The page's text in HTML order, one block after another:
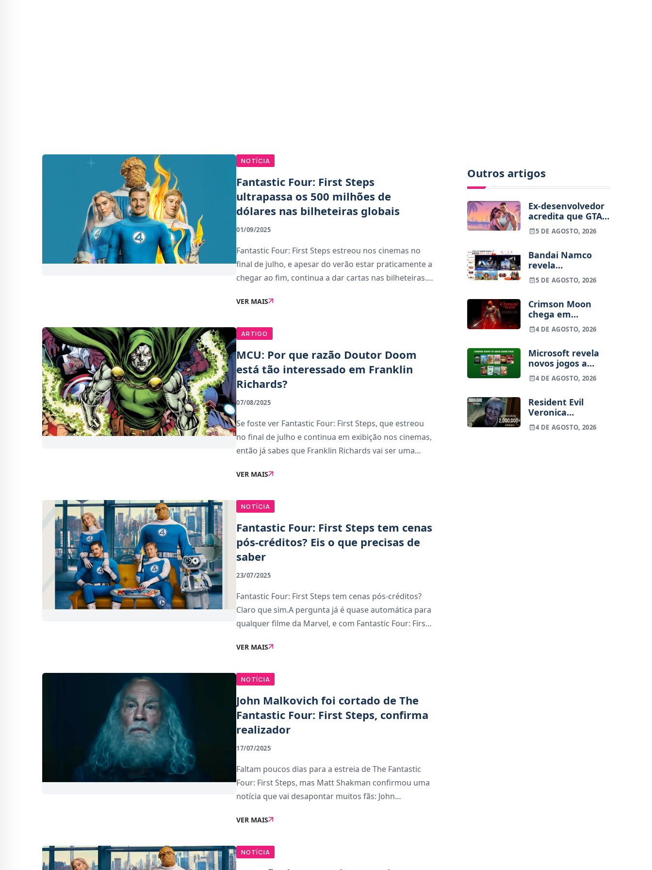
NOTÍCIA
Fantastic Four: First Steps
ultrapassa os 500 milhões de
dólares nas bilheteiras globais
01/09/2025
Fantastic Four: First Steps estreou nos cinemas no
final de julho, e apesar do verão estar praticamente a
chegar ao fim, continua a dar cartas nas bilheteiras.
505,1 milhões de dólares a nível glo
VER MAIS
ARTIGO
MCU: Por que razão Doutor Doom
está tão interessado em Franklin
Richards?
07/08/2025
Se foste ver Fantastic Four: First Steps, que estreou
no final de julho e continua em exibição nos cinemas,
então já sabes que Franklin Richards vai ser uma
Marvel (MCU). Embora ainda seja apenas u
VER MAIS
NOTÍCIA
Fantastic Four: First Steps tem cenas
pós-créditos? Eis o que precisas de
saber
23/07/2025
Fantastic Four: First Steps tem cenas pós-créditos?
Claro que sim.A pergunta já é quase automática para
qualquer filme da Marvel, e com Fantastic Four: First
cenas pós-créditos; e valem a pena
VER MAIS
NOTÍCIA
John Malkovich foi cortado de The
Fantastic Four: First Steps, confirma
realizador
17/07/2025
Faltam poucos dias para a estreia de The Fantastic
Four: First Steps, mas Matt Shakman confirmou uma
notícia que vai desapontar muitos fãs: John
cortado da versão final do filme.Embora o seu pap
VER MAIS
NOTÍCIA
Outros artigos
Ex-desenvolvedor
acredita que GTA 6
ainda pode ser
adiado
5 DE AGOSTO, 2026
Bandai Namco
revela
alinhamento para
a Tokyo Game
5 DE AGOSTO, 2026
Crimson Moon
chega em
setembro para
consolas e PC
4 DE AGOSTO, 2026
Microsoft revela
novos jogos a
caminho do Xbox
Game Pass em
4 DE AGOSTO, 2026
Resident Evil
Veronica
ultrapassa os 2
milhões de
4 DE AGOSTO, 2026